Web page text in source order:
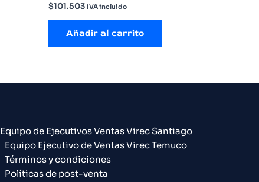
$101.503 IVA incluido
Añadir al carrito
Equipo de Ejecutivos Ventas Virec Santiago
Equipo Ejecutivo de Ventas Virec Temuco
Términos y condiciones
Políticas de post-venta